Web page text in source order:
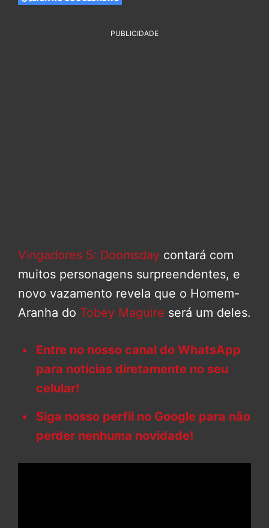
PUBLICIDADE
Vingadores 5: Doomsday contará com
muitos personagens surpreendentes, e
novo vazamento revela que o Homem-
Aranha do Tobey Maguire será um deles.
Entre no nosso canal do WhatsApp
para notícias diretamente no seu
celular!
Siga nosso perfil no Google para não
perder nenhuma novidade!